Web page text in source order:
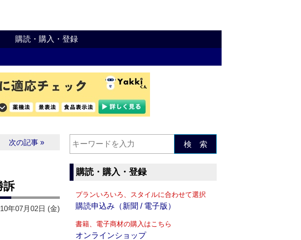
購読・購入・登録
次の記事 »
訴
年07月02日 (金)
検 索
購読・購入・登録
プランいろいろ、スタイルに合わせて選択
購読申込み（新聞 / 電子版）
書籍、電子商材の購入はこちら
オンラインショップ